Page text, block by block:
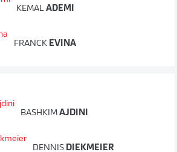
KEMAL ADEMI
FRANCK EVINA
BASHKIM AJDINI
DENNIS DIEKMEIER